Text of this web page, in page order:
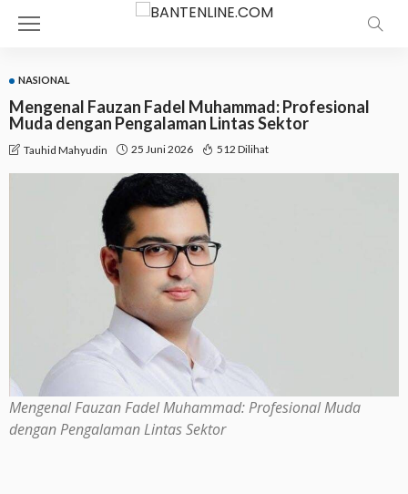
NASIONAL
Mengenal Fauzan Fadel Muhammad: Profesional
Muda dengan Pengalaman Lintas Sektor
Tauhid Mahyudin 25 Juni 2026 512 Dilihat
Mengenal Fauzan Fadel Muhammad: Profesional Muda
dengan Pengalaman Lintas Sektor